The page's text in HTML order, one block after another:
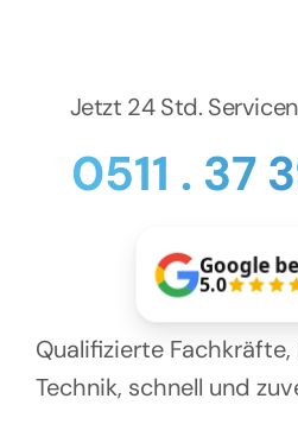
Preise
Jetzt 24 Std.
0511 . 37
Google
5.0
Qualifizierte
Technik, schnell und